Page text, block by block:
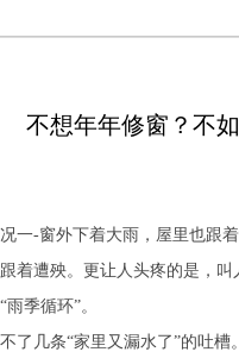
不想年年修窗？不
一-窗外下着大雨，屋里也跟
着遭殃。更让人头疼的是，
季循环”。
了几条“家里又漏水了”的吐